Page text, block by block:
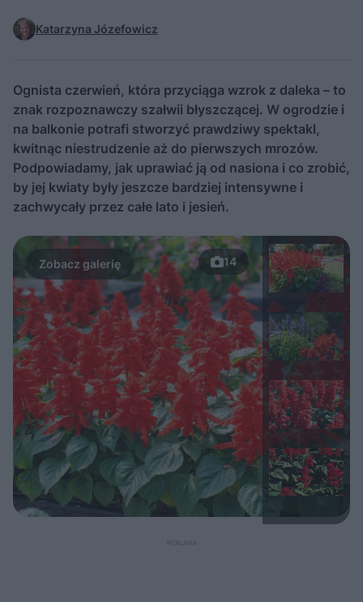
Katarzyna Józefowicz
Ognista czerwień, która przyciąga wzrok z daleka – to
znak rozpoznawczy szałwii błyszczącej. W ogrodzie i
na balkonie potrafi stworzyć prawdziwy spektakl,
kwitnąc niestrudzenie aż do pierwszych mrozów.
Podpowiadamy, jak uprawiać ją od nasiona i co zrobić,
by jej kwiaty były jeszcze bardziej intensywne i
zachwycały przez całe lato i jesień.
14